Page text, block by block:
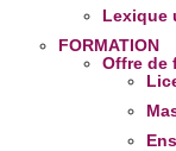
Lexique
FORMATION
Offre de